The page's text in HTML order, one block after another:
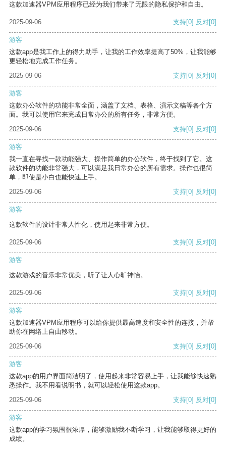
这款加速器VPM应用程序已经为我们带来了无限的隐私保护和自由。
2025-09-06 支持[0] 反对[0]
游客
这款app是我工作上的得力助手，让我的工作效率提高了50%，让我能够
更轻松地完成工作任务。
2025-09-06
支持[0] 反对[0]
游客
这款办公软件的功能非常全面，涵盖了文档、表格、演示文稿等各个方
面。我可以使用它来完成日常办公的所有任务，非常方便。
2025-09-06
支持[0] 反对[0]
游客
我一直在寻找一款功能强大、操作简单的办公软件，终于找到了它。这
款软件的功能非常强大，可以满足我日常办公的所有需求。操作也很简
单，即使是小白也能快速上手。
2025-09-06
支持[0] 反对[0]
游客
这款软件的设计非常人性化，使用起来非常方便。
2025-09-06 支持[0] 反对[0]
游客
这款游戏的音乐非常优美，听了让人心旷神怡。
2025-09-06 支持[0] 反对[0]
游客
这款加速器VPM应用程序可以给你提供最高速度和安全性的连接，并帮
助你在网络上自由移动。
2025-09-06
支持[0] 反对[0]
游客
这款app的用户界面简洁明了，使用起来非常容易上手，让我能够快速熟
悉操作。我不用看说明书，就可以轻松使用这款app。
2025-09-06
支持[0] 反对[0]
游客
这款app的学习氛围很浓厚，能够激励我不断学习，让我能够取得更好的
成绩。